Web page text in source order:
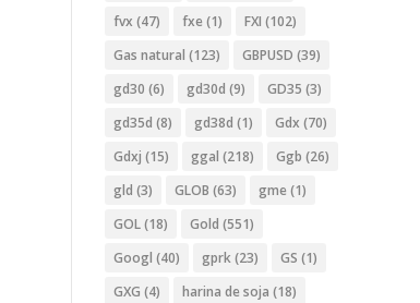
fvx (47) fxe (1) FXI (102)
Gas natural (123) GBPUSD (39)
gd30 (6) gd30d (9) GD35 (3)
gd35d (8) gd38d (1) Gdx (70)
Gdxj (15) ggal (218) Ggb (26)
gld (3) GLOB (63) gme (1)
GOL(18) Gold (551)
Googl (40) gprk(23) GS (1)
GXG (4) harina de soja (18)